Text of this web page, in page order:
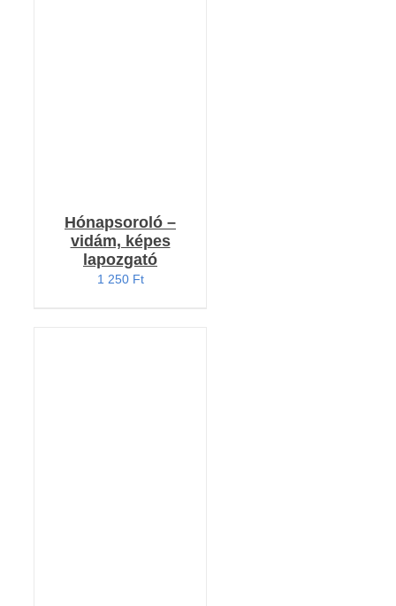
Hónapsoroló –
vidám, képes
lapozgató
1 250 Ft